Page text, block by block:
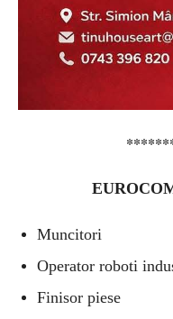
Muncitori
Operator roboti
Finisor piese